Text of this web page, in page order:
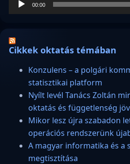
00:00
Cikkek oktatás témában
Konzulens – a polgári
statisztikai platform
Nyílt levél Tanács Zoltán
oktatás és függetlenség
Mikor lesz újra szabadon
operációs rendszerünk
A magyar informatika és a
megtisztítása